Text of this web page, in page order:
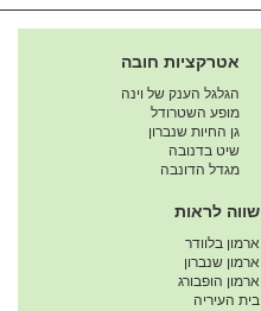
אטרקציות חובה
הגלגל הענק של וינה
מופע השטרודל
גן החיות שנברון
שיט בדנובה
מגדל הדונבה
שווה לראות
ארמון בלוודר
ארמון שנברון
ארמון הופבורג
בית העיריה